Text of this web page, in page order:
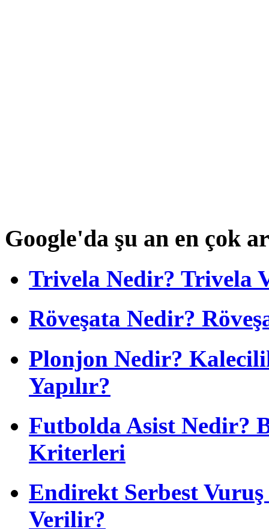
Google'da şu an en çok
Trivela Nedir? Trivela
Röveşata Nedir?
Plonjon Nedir?
Yapılır?
Futbolda Asist Nedir?
Kriterleri
Endirekt Serbest
Verilir?